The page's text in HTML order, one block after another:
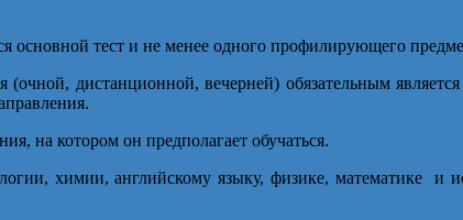
основной тест и не менее одного профилирующего
дистанционной, вечерней) обязательным
на котором он предполагает обучаться.
химии, английскому языку, физике, математике и